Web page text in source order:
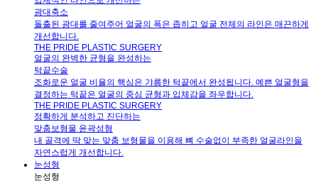
광대축소
돌출된 광대를 줄여주어 얼굴의 폭은 좁히고 얼굴 전체의 라인은 매끈하게
개선합니다.
THE PRIDE PLASTIC SURGERY
얼굴의 완벽한 균형을 완성하는
턱끝수술
조화로운 얼굴 비율의 핵심은 갸름한 턱끝에서 완성됩니다. 예쁜 얼굴형을
결정하는 턱끝은 얼굴의 중심 균형과 입체감을 좌우합니다.
THE PRIDE PLASTIC SURGERY
정확하게 분석하고 진단하는
맞춤보형물 윤곽성형
내 골격에 딱 맞는 맞춤 보형물을 이용해 뼈 수술없이 부족한 얼굴라인을
자연스럽게 개선합니다.
눈성형
눈성형